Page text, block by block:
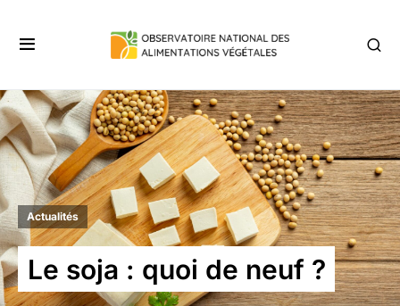
Actualités
Le soja : quoi de neuf ?